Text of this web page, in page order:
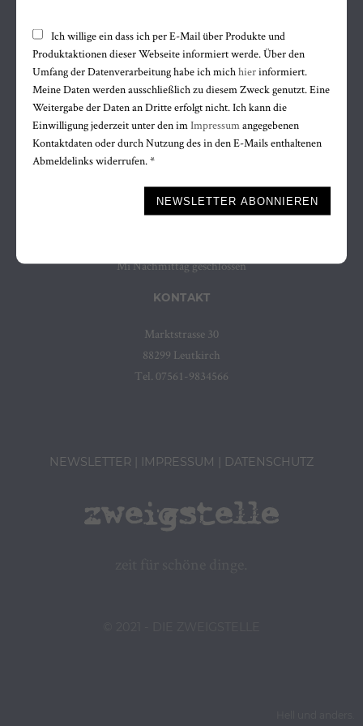
FOLGE MIR AUF
Facebook
Instagram
WhatsApp
ÖFFNUNGSZEITEN
9.30 bis 12.30 uhr
Mi Nachmittag geschlossen
KONTAKT
Marktstrasse 30
88299 Leutkirch
Tel. 07561-9834566
NEWSLETTER IMPRESSUM DATENSCHUTZ
Ich willige ein dass ich per E-Mail über Produkte und
Produktaktionen dieser Webseite informiert werde. Über den
Umfang der Datenverarbeitung habe ich mich hierinformiert.
Meine Daten werden ausschließlich zu diesem Zweck genutzt. Eine
Weitergabe der Daten an Dritte erfolgt nicht. Ich kann die
Einwilligung jederzeit unter den im Impressum angegebenen
Kontaktdaten oder durch Nutzung des in den E-Mails enthaltenen
Abmeldelinks widerrufen. *
NEWSLETTER ABONNIEREN